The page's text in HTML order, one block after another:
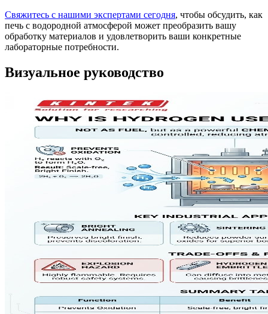
Свяжитесь с нашими экспертами сегодня, чтобы обсудить, как
печь с водородной атмосферой может преобразить вашу
обработку материалов и удовлетворить ваши конкретные
лабораторные потребности.
Визуальное руководство